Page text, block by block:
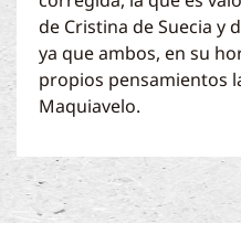
de Cristina de Suecia y
ya que ambos, en su
propios pensamientos
Maquiavelo.